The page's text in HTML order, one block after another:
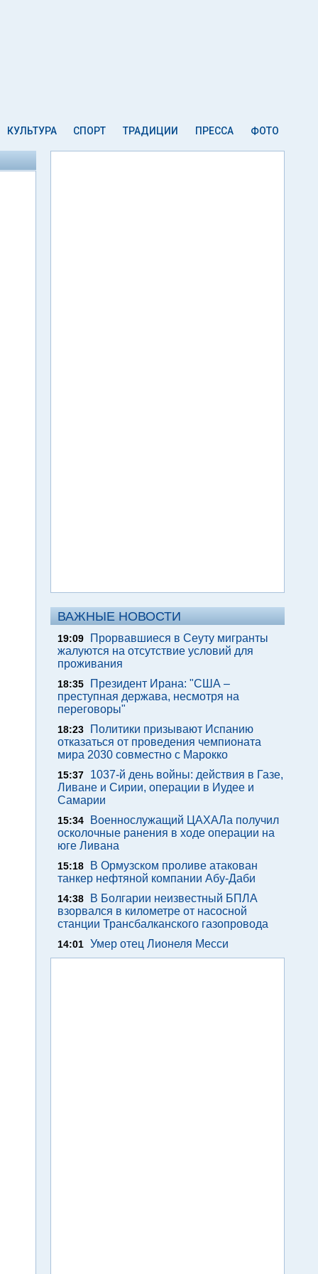
КУЛЬТУРА СПОРТ ТРАДИЦИИ ПРЕССА ФОТО
ВАЖНЫЕ НОВОСТИ
19:09
Прорвавшиеся в Сеуту мигранты
жалуются на отсутствие условий для
проживания
18:35
Президент Ирана: "США –
преступная держава, несмотря на
переговоры"
18:23
Политики призывают Испанию
отказаться от проведения чемпионата
мира 2030 совместно с Марокко
15:37
1037-й день войны: действия в Газе,
Ливане и Сирии, операции в Иудее и
Самарии
15:34
Военнослужащий ЦАХАЛа получил
осколочные ранения в ходе операции на
юге Ливана
15:18
В Ормузском проливе атакован
танкер нефтяной компании Абу-Даби
14:38
В Болгарии неизвестный БПЛА
взорвался в километре от насосной
станции Трансбалканского газопровода
14:01 Умер отец Лионеля Месси